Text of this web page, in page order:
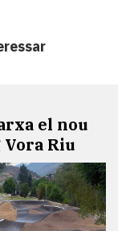
el nou
Riu